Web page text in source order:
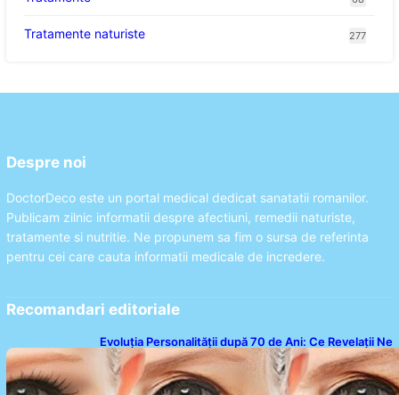
Tratamente naturiste 277
Despre noi
DoctorDeco este un portal medical dedicat sanatatii romanilor.
Publicam zilnic informatii despre afectiuni, remedii naturiste,
tratamente si nutritie. Ne propunem sa fim o sursa de referinta
pentru cei care cauta informatii medicale de incredere.
Recomandari editoriale
Evoluția Personalității după 70 de Ani: Ce Revelații Ne
Oferă Studiile Psihologice